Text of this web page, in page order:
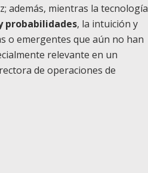
además, mientras la tecnología
probabilidades, la intuición y
o emergentes que aún no han
relevante en un
de operaciones de